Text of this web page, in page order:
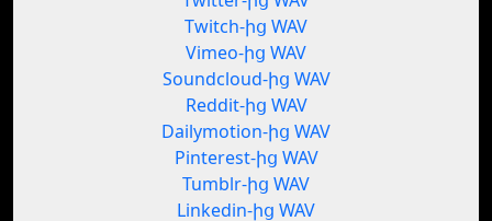
Twitch-ից WAV
Vimeo-ից WAV
Soundcloud-ից WAV
Reddit-ից WAV
Dailymotion-ից WAV
Pinterest-ից WAV
Tumblr-ից WAV
Linkedin-ից WAV